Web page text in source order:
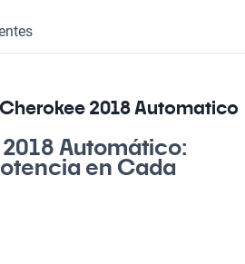
2018 Automatico
Automático:
en Cada
es la opción perfecta para